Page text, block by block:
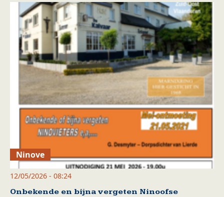
Ninove
12/05/2026 - 08:24
Onbekende en bijna vergeten Ninoofse